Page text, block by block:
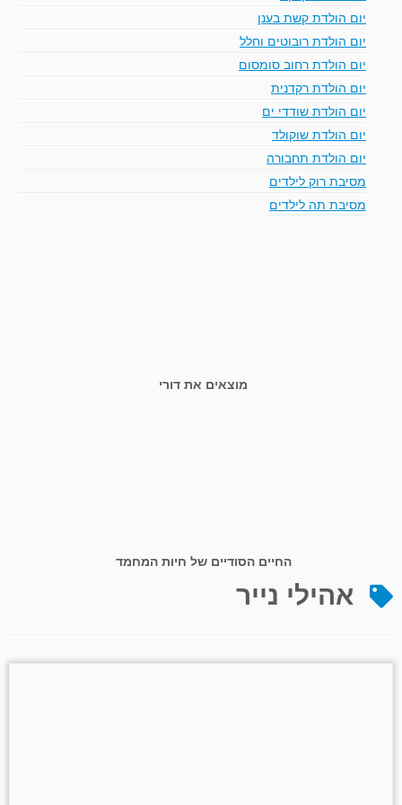
יום הולדת קשת בענן
יום הולדת רובוטים וחלל
יום הולדת רחוב סומסום
יום הולדת רקדנית
יום הולדת שודדי ים
יום הולדת שוקולד
יום הולדת תחבורה
מסיבת רוק לילדים
מסיבת תה לילדים
מוצאים את דורי
החיים הסודיים של חיות המחמד
אהילי נייר